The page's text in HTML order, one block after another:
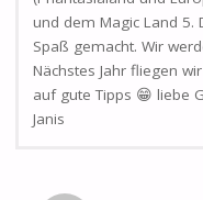
und dem Magic Land 5.
Spaß gemacht. Wir
Nächstes Jahr fliegen
auf gute Tipps 😁 liebe
Janis